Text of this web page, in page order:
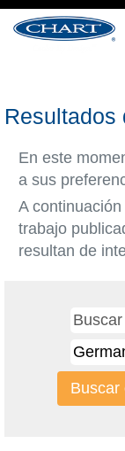
Resultados
En este
a sus
A
trabajo
resultan de